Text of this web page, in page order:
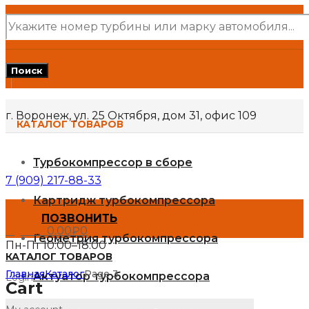
Поиск
товаров
Поиск
КАТАЛОГ ТОВАРОВ
Турбокомпрессор в сборе
Картридж турбокомпрессора
Геометрия турбокомпрессора
Актуатор турбокомпрессора
г. Воронеж, ул. 25 Октября, дом 31, офис 109
7 (909) 217-88-33
Пн-Пт 10:00–18:00
Login
My cart 0.00₽0
Cart
ПОЗВОНИТЬ
КАТАЛОГ ТОВАРОВ
ГлавнаяКаталогPage 3